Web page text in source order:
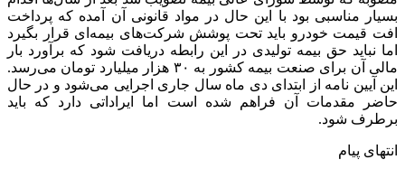
بسیار مناسبی بود با این حال در مواد قانونی آن آمده که پرداخت
افت قیمت خودرو باید تحت پوشش شرکت‌های بیمه‌ای قرار بگیرد
اما نباید حق بیمه تولیدی در این رابطه دریافت شود که برآورد بار
مالی آن برای صنعت بیمه کشور به ۳۰ هزار میلیارد تومان می‌رسد.
این آیین نامه از ابتدای دی ماه سال جاری اجرایی می‌شود و در حال
حاضر مقدمات آن فراهم شده است اما ایراداتی دارد که باید
برطرف شود.
انتهای پیام